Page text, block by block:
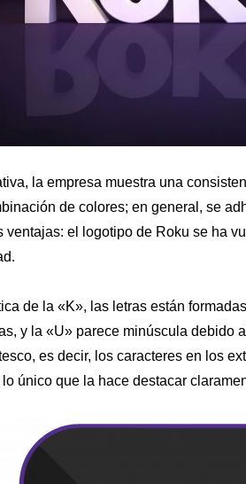
la empresa muestra una
de colores; en general, se
ventajas: el logotipo de Roku se ha
de la «K», las letras están
y la «U» parece minúscula debido
es decir, los caracteres en los
único que la hace destacar